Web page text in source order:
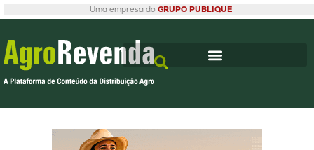
Uma empresa do GRUPO PUBLIQUE